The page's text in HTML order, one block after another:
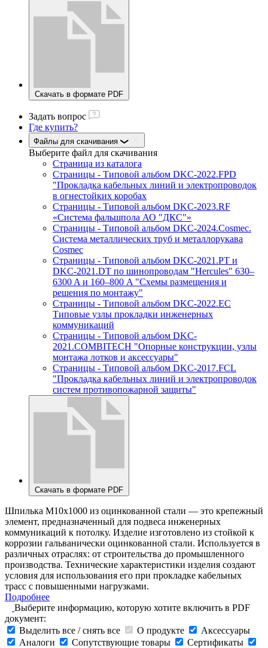
Скачать в формате PDF
Задать вопрос
Где купить?
Файлы для скачивания
Выберите файл для скачивания
Страница из каталога
Страницы - Типовой альбом DKC-2022.FPD
"Прокладка кабельных линий и электропроводок
в огнестойких коробах
Страницы - Типовой альбом DKC-2023.RF
«Система фальшпола АО "ДКС"»
Страницы - Типовой альбом DKC-2024.Cosmec.
Система металлических труб и металлорукава
Cosmec
Страницы - Типовой альбом DKC-2021.PT и
DKC-2021.DT по шинопроводам "Hercules" 630–
6300 A и 160–800 A "Схемы размещения и
решения по монтажу"
Страницы - Типовой альбом DKC-2022.EC
Типовые узлы прокладки инженерных
коммуникаций
Страницы - Типовой альбом DKC-
2021.COMBITECH "Опорные конструкции, узлы
монтажа лотков и аксессуары"
Страницы - Типовой альбом DKC-2017.FCL
"Прокладка кабельных линий и электропроводок
систем противопожарной защиты"
Скачать в формате PDF
Шпилька М10х1000 из оцинкованной стали — это крепежный
элемент, предназначенный для подвеса инженерных
коммуникаций к потолку. Изделие изготовлено из стойкой к
коррозии гальванически оцинкованной стали. Используется в
различных отраслях: от строительства до промышленного
производства. Технические характеристики изделия создают
условия для использования его при прокладке кабельных
трасс с повышенными нагрузками.
Подробнее
Выберите информацию, которую хотите включить в PDF
документ:
Выделить все / снять все
О продукте
Аксессуары
Аналоги
Сопутствующие товары
Сертификаты